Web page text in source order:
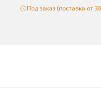
Под заказ (поставка от